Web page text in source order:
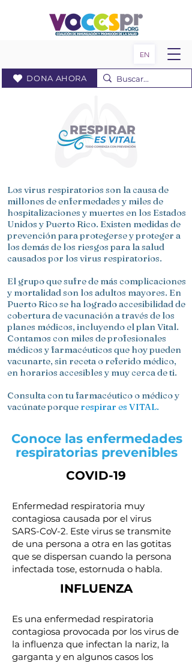
EN
DONA AHORA
Los virus respiratorios son la causa de
millones de enfermedades y miles de
hospitalizaciones y muertes en los Estados
Unidos y Puerto Rico. Existen medidas de
prevención para protegerse y proteger a
los demás de los riesgos para la salud
causados por los virus respiratorios.
El grupo que sufre de más complicaciones
y mortalidad son los adultos mayores. En
Puerto Rico se ha logrado accesibilidad de
cobertura de vacunación a través de los
planes médicos, incluyendo el plan Vital.
Contamos con miles de profesionales
médicos y farmacéuticos que hoy pueden
vacunarte, sin receta o referido médico,
en horarios accesibles y muy cerca de ti.
Consulta con tu farmacéutico o médico y
vacúnate porque respirar es VITAL.
Conoce las enfermedades
respiratorias prevenibles
COVID-19
Enfermedad respiratoria muy
contagiosa causada por el virus
SARS-CoV-2. Este virus se transmite
de una persona a otra en las gotitas
que se dispersan cuando la persona
infectada tose, estornuda o habla.
INFLUENZA
Es una enfermedad respiratoria
contagiosa provocada por los virus de
la influenza que infectan la nariz, la
garganta y en algunos casos los